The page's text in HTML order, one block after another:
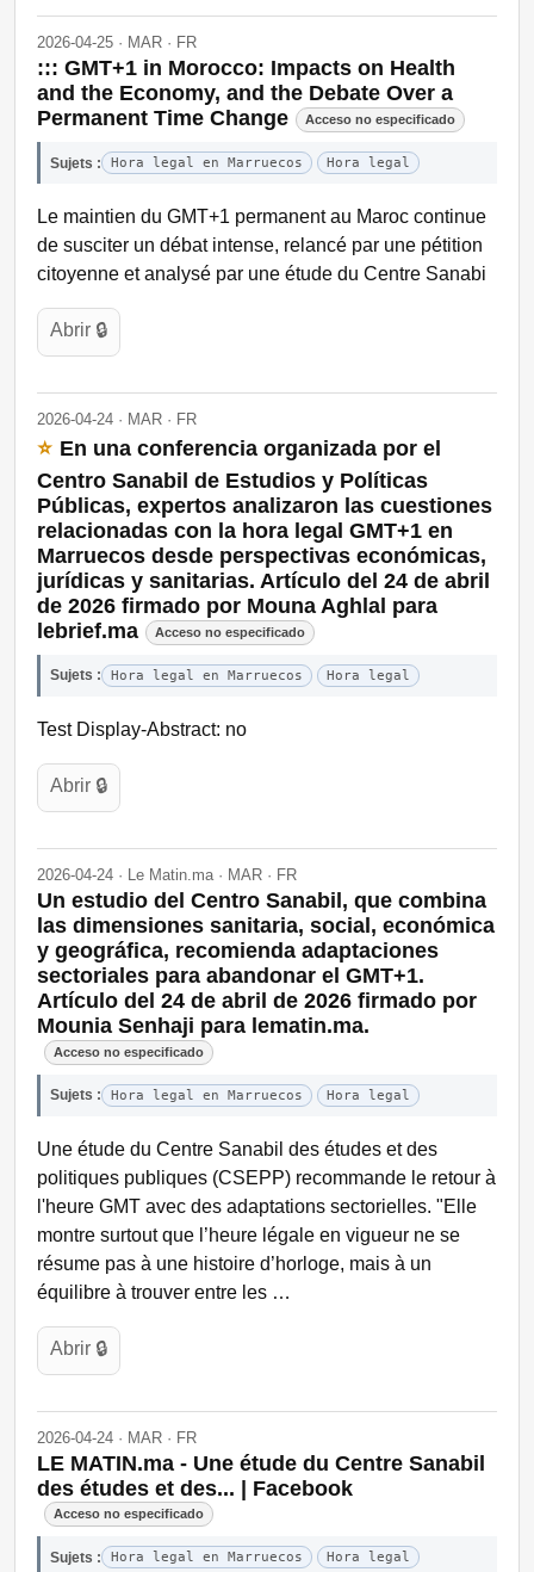
2026-04-25 · MAR · FR
::: GMT+1 in Morocco: Impacts on Health
and the Economy, and the Debate Over a
Permanent Time Change
Acceso no especificado
Sujets : Hora legal en Marruecos Hora legal
Le maintien du GMT+1 permanent au Maroc continue
de susciter un débat intense, relancé par une pétition
citoyenne et analysé par une étude du Centre Sanabi
Abrir 🔒
2026-04-24 · MAR · FR
⭐ En una conferencia organizada por el
Centro Sanabil de Estudios y Políticas
Públicas, expertos analizaron las cuestiones
relacionadas con la hora legal GMT+1 en
Marruecos desde perspectivas económicas,
jurídicas y sanitarias. Artículo del 24 de abril
de 2026 firmado por Mouna Aghlal para
lebrief.ma
Acceso no especificado
Sujets : Hora legal en Marruecos Hora legal
Test Display-Abstract: no
Abrir 🔒
2026-04-24 · Le Matin.ma · MAR · FR
Un estudio del Centro Sanabil, que combina
las dimensiones sanitaria, social, económica
y geográfica, recomienda adaptaciones
sectoriales para abandonar el GMT+1.
Artículo del 24 de abril de 2026 firmado por
Mounia Senhaji para lematin.ma.
Acceso no especificado
Sujets : Hora legal en Marruecos Hora legal
Une étude du Centre Sanabil des études et des
politiques publiques (CSEPP) recommande le retour à
l'heure GMT avec des adaptations sectorielles. "Elle
montre surtout que l’heure légale en vigueur ne se
résume pas à une histoire d’horloge, mais à un
équilibre à trouver entre les …
Abrir 🔒
2026-04-24 · MAR · FR
LE MATIN.ma - Une étude du Centre Sanabil
des études et des... | Facebook
Acceso no especificado
Sujets : Hora legal en Marruecos Hora legal